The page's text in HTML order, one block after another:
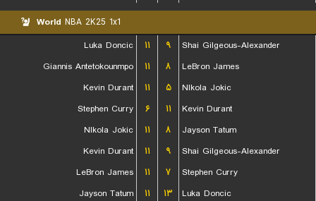
World NBA 2K25 1x1
Luka Doncic
۱۱ ۹
Shai Gilgeous-Alexander
Giannis Antetokounmpo
۱۱ ۸
LeBron James
Kevin Durant
۱۱ ۵
NIkola Jokic
Stephen Curry
۶ ۱۱
Kevin Durant
NIkola Jokic
۱۱ ۸
Jayson Tatum
Kevin Durant
۱۱ ۹
Shai Gilgeous-Alexander
LeBron James
۱۱ ۷
Stephen Curry
Jayson Tatum
۱۱ ۱۳
Luka Doncic